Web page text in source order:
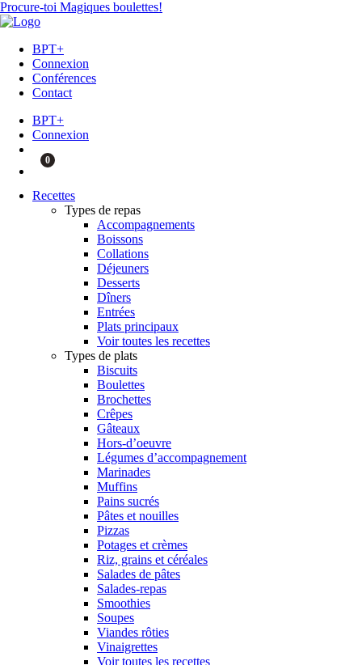
Procure-toi Magiques boulettes!
BPT+
Connexion
Conférences
Contact
BPT+
Connexion
0
Recettes
Types de repas
Accompagnements
Boissons
Collations
Déjeuners
Desserts
Dîners
Entrées
Plats principaux
Voir toutes les recettes
Types de plats
Biscuits
Boulettes
Brochettes
Crêpes
Gâteaux
Hors-d’oeuvre
Légumes d’accompagnement
Marinades
Muffins
Pains sucrés
Pâtes et nouilles
Pizzas
Potages et crèmes
Riz, grains et céréales
Salades de pâtes
Salades-repas
Smoothies
Soupes
Viandes rôties
Vinaigrettes
Voir toutes les recettes